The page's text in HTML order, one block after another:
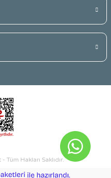
Hakları Saklıdır.
e-